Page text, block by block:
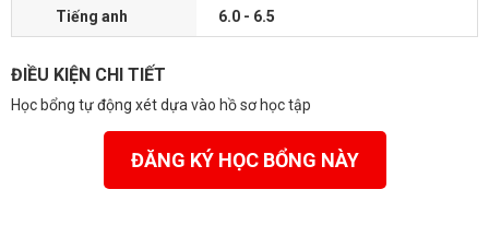
Tiếng anh 6.0 - 6.5
ĐIỀU KIỆN CHI TIẾT
Học bổng tự động xét dựa vào hồ sơ học tập
ĐĂNG KÝ HỌC BỔNG NÀY